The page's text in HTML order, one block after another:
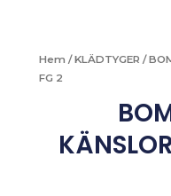
Hem /KLÄDTYGER /
FG 2